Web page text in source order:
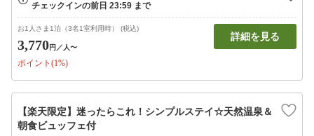
お1人さま1泊（3名1室利用時） (税込)
3,770円 ／人〜
ポイント(1%)
詳細を見る
【楽天限定】迷ったらこれ！シンプルステイ☆天然温泉＆
朝食ビュッフェ付